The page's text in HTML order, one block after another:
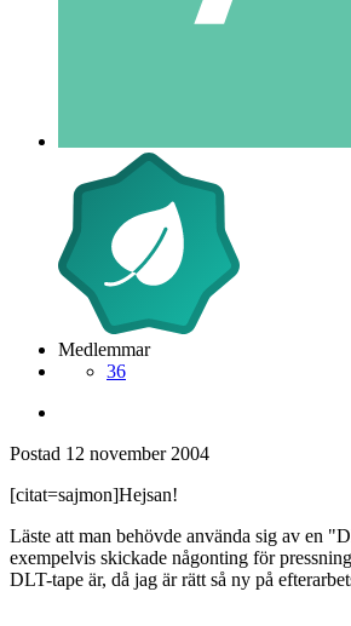
Medlemmar
36
Postad 12 november 2004
[citat=sajmon]Hejsan!
Läste att man behövde använda sig av en
exempelvis skickade någonting för
DLT-tape är, då jag är rätt så ny på